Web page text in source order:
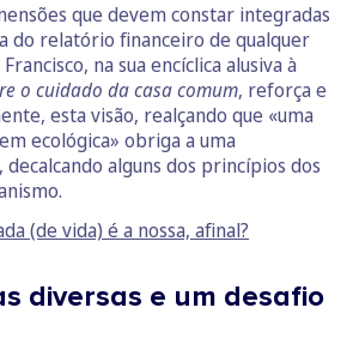
que devem constar integradas
do relatório financeiro de qualquer
na sua encíclica alusiva à
o cuidado da casa comum, reforça e
esta visão, realçando que «uma
ecológica» obriga a uma
decalcando alguns dos princípios dos
(de vida) é a nossa, afinal?
diversas e um desafio